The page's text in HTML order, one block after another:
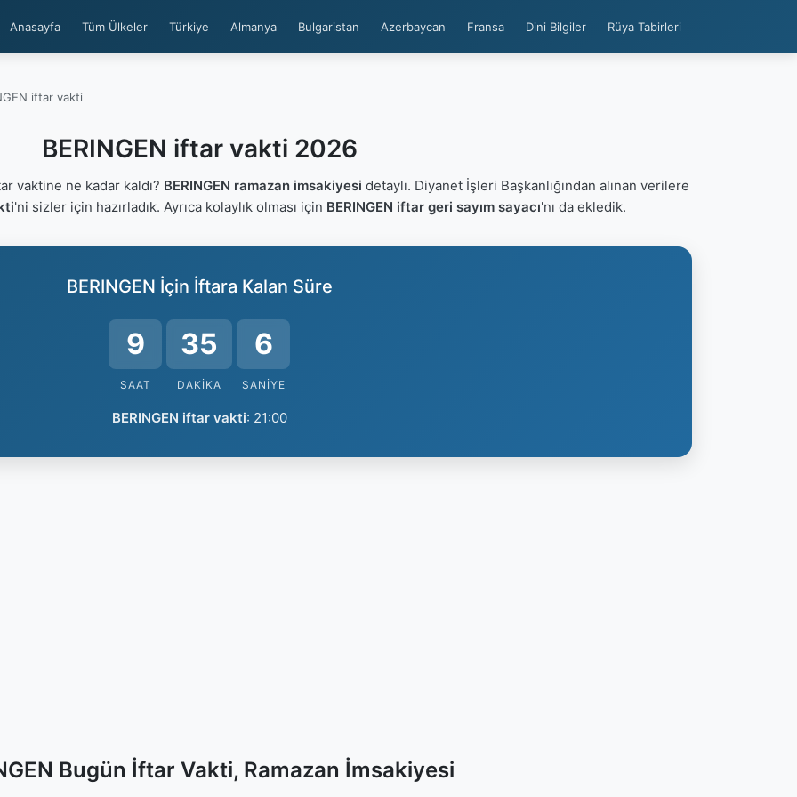
Anasayfa Tüm Ülkeler Türkiye Almanya Bulgaristan Azerbaycan Fransa Dini Bilgiler Rüya Tabirleri
iftar vakti
BERINGEN iftar vakti 2026
vaktine ne kadar kaldı? BERINGEN ramazan imsakiyesi detaylı. Diyanet İşleri Başkanlığından alınan verilere
'ni sizler için hazırladık. Ayrıca kolaylık olması için BERINGEN iftar geri sayım sayacı'nı da ekledik.
BERINGEN İçin İftara Kalan Süre
9
SAAT
35
DAKIKA
6
SANIYE
BERINGEN iftar vakti: 21:00
Bugün İftar Vakti, Ramazan İmsakiyesi